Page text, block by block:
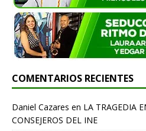
COMENTARIOS RECIENTES
Daniel Cazares en LA TRAGEDIA
CONSEJEROS DEL INE